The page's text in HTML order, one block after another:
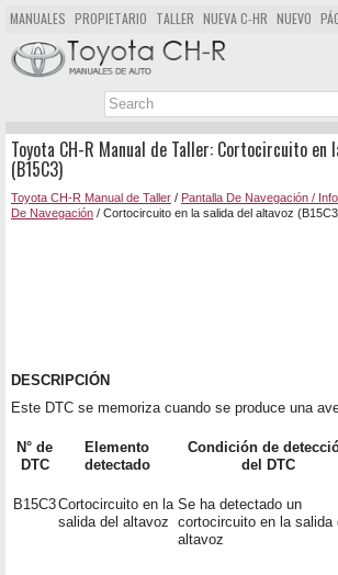
MANUALES PROPIETARIO TALLER NUEVA C-HR NUEVO
MAPA DEL SITIO
BUSCAR
Toyota CH-R Manual de Taller: Cortocircuito en
(B15C3)
Toyota CH-R Manual de Taller / Pantalla De Navegación /
De Navegación / Cortocircuito en la salida del altavoz
DESCRIPCIÓN
Este DTC se memoriza cuando se produce una
N° de
DTC
Elemento
detectado
Condición de
del DTC
B15C3Cortocircuito en la
salida del altavoz
Se ha detectado un
cortocircuito en la salida
altavoz